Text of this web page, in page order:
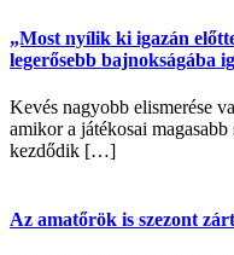
„Most nyílik ki igazán
legerősebb bajnokságába
Kevés nagyobb elismerése
amikor a játékosai
kezdődik […]
Az amatőrök is szezont